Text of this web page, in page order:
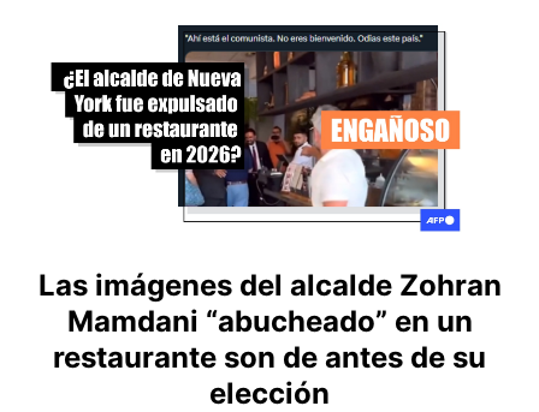
Las imágenes del alcalde Zohran
Mamdani “abucheado” en un
restaurante son de antes de su
elección